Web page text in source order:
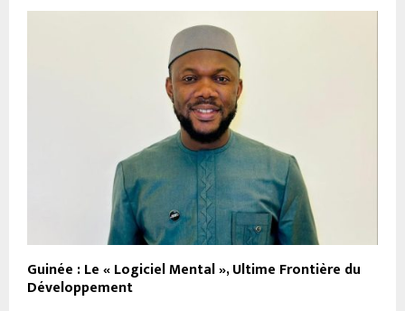
Guinée : Le « Logiciel Mental », Ultime Frontière du
Développement